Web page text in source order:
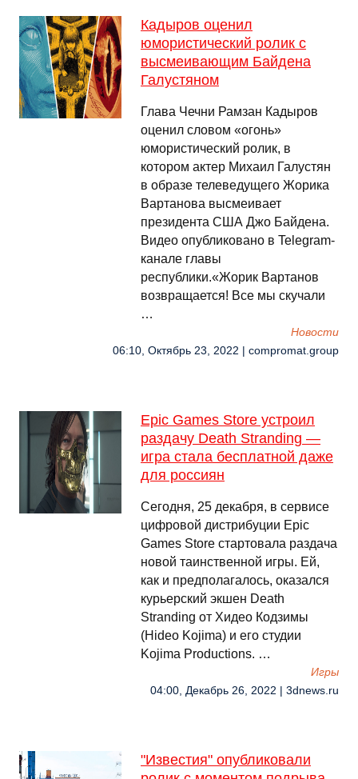
Кадыров оценил
юмористический ролик с
высмеивающим Байдена
Галустяном
Глава Чечни Рамзан Кадыров
оценил словом «огонь»
юмористический ролик, в
котором актер Михаил Галустян
в образе телеведущего Жорика
Вартанова высмеивает
президента США Джо Байдена.
Видео опубликовано в Telegram-
канале главы
республики.«Жорик Вартанов
возвращается! Все мы скучали
…
Новости
06:10, Октябрь 23, 2022 | compromat.group
Epic Games Store устроил
раздачу Death Stranding —
игра стала бесплатной даже
для россиян
Сегодня, 25 декабря, в сервисе
цифровой дистрибуции Epic
Games Store стартовала раздача
новой таинственной игры. Ей,
как и предполагалось, оказался
курьерский экшен Death
Stranding от Хидео Кодзимы
(Hideo Kojima) и его студии
Kojima Productions. …
Игры
04:00, Декабрь 26, 2022 | 3dnews.ru
"Известия" опубликовали